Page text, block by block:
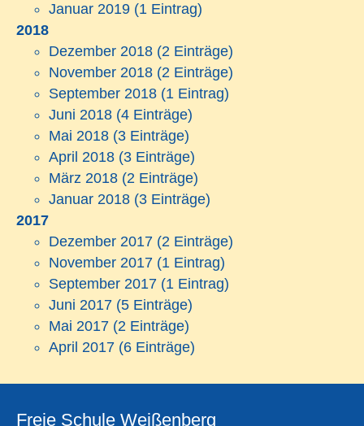
Januar 2019 (1 Eintrag)
2018
Dezember 2018 (2 Einträge)
November 2018 (2 Einträge)
September 2018 (1 Eintrag)
Juni 2018 (4 Einträge)
Mai 2018 (3 Einträge)
April 2018 (3 Einträge)
März 2018 (2 Einträge)
Januar 2018 (3 Einträge)
2017
Dezember 2017 (2 Einträge)
November 2017 (1 Eintrag)
September 2017 (1 Eintrag)
Juni 2017 (5 Einträge)
Mai 2017 (2 Einträge)
April 2017 (6 Einträge)
Freie Schule Weißenberg